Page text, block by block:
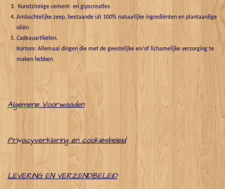
Kunstzinnige cement- en gipscreaties
Ambachtelijke zeep, bestaande uit 100% natuurlijke ingrediënten en plantaardige
oliën
Cadeauartikelen.
Kortom: Allemaal dingen die met de geestelijke en/of lichamelijke verzorging te
maken hebben.
Algemene Voorwaaden
Privacyverklaring en cookiesbeleid
LEVERING EN VERZENDBELEID